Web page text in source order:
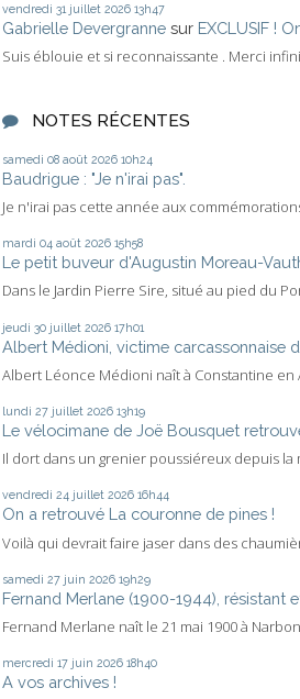
vendredi 31 juillet 2026 13h47
Gabrielle Devergranne sur EXCLUSIF !
Suis éblouie et si reconnaissante . Merci
NOTES RÉCENTES
samedi 08 août 2026 10h24
Baudrigue : "Je n'irai pas".
Je n'irai pas cette année aux
mardi 04 août 2026 15h58
Le petit buveur d'Augustin Moreau-
Dans le Jardin Pierre Sire, situé au pied du
jeudi 30 juillet 2026 17h01
Albert Médioni, victime carcassonnaise
Albert Léonce Médioni naît à Constantine en
lundi 27 juillet 2026 13h19
Le vélocimane de Joë Bousquet
Il dort dans un grenier poussiéreux depuis la
vendredi 24 juillet 2026 16h44
On a retrouvé La couronne de pines !
Voilà qui devrait faire jaser dans des
samedi 27 juin 2026 19h29
Fernand Merlane (1900-1944), résistant
Fernand Merlane naît le 21 mai 1900 à
mercredi 17 juin 2026 18h40
A vos archives !